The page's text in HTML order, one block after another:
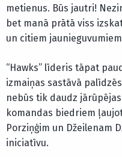
metienus. Būs jautri!
bet manā prātā viss
un citiem
“Hawks” līderis tāpat
izmaiņas sastāvā
nebūs tik daudz
komandas biedriem
Porziņģim un Džeilenam
iniciatīvu.